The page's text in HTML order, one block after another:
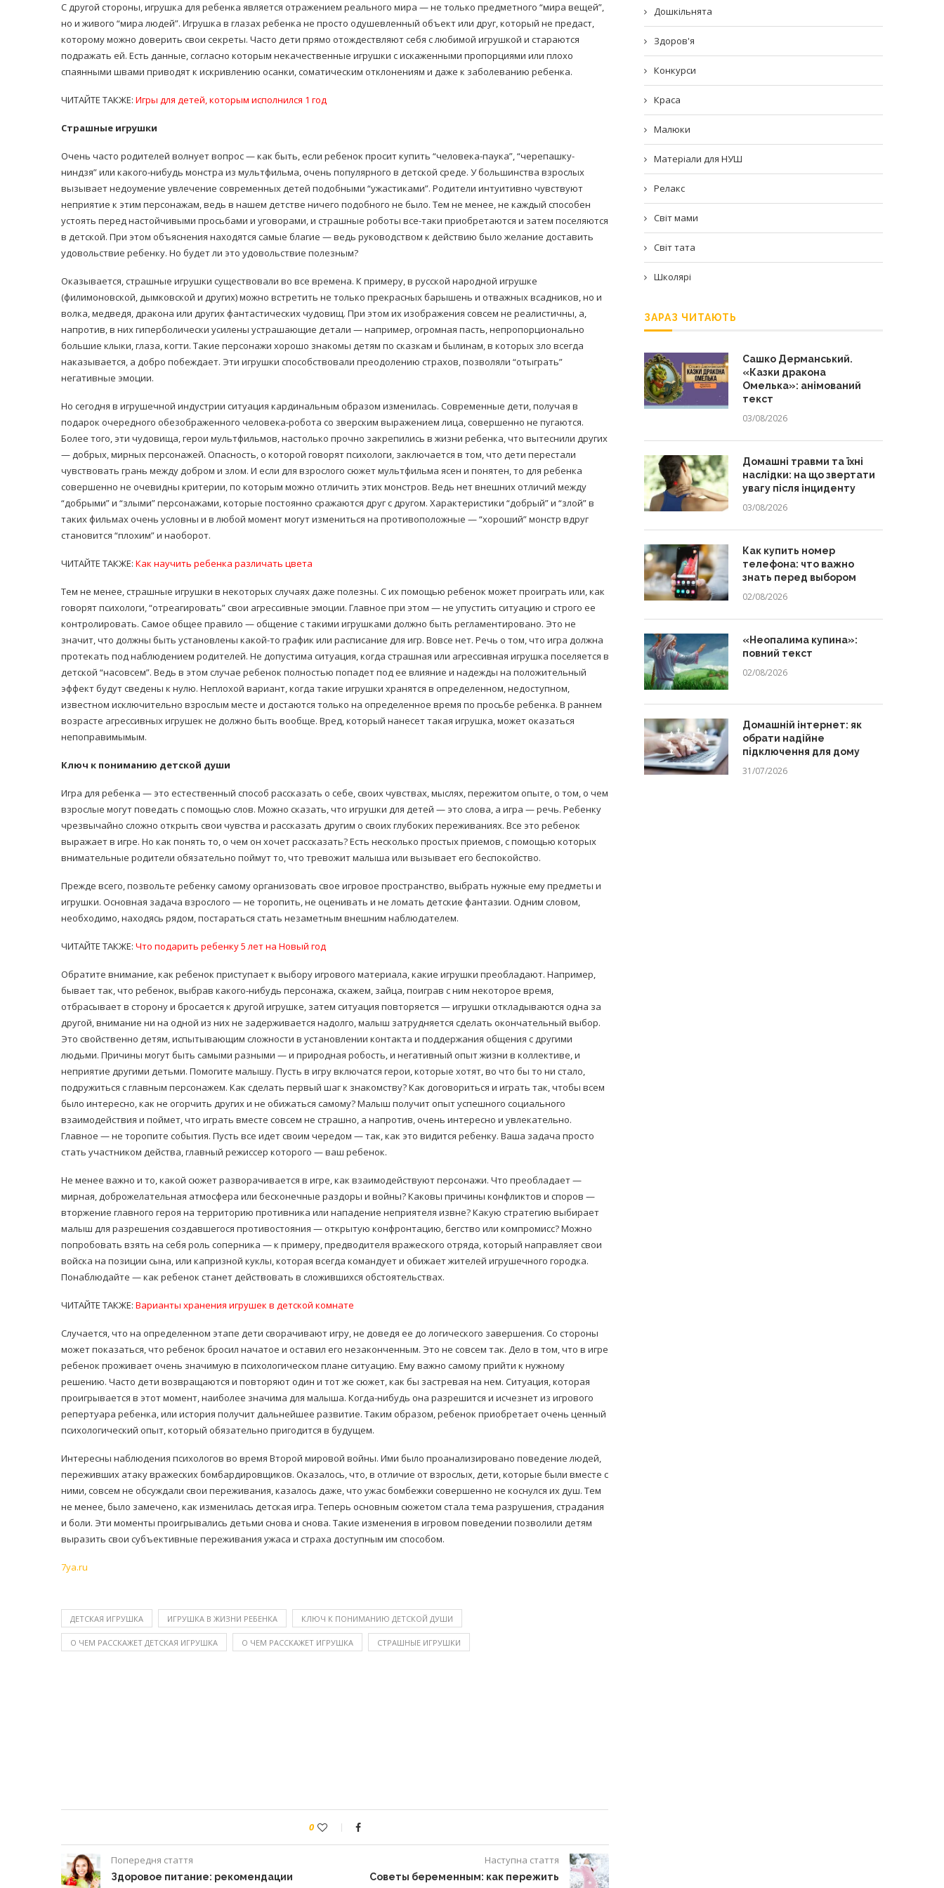
С другой стороны, игрушка для ребенка является отражением реального мира — не только предметного “мира вещей”,
но и живого “мира людей”. Игрушка в глазах ребенка не просто одушевленный объект или друг, который не предаст,
которому можно доверить свои секреты. Часто дети прямо отождествляют себя с любимой игрушкой и стараются
подражать ей. Есть данные, согласно которым некачественные игрушки с искаженными пропорциями или плохо
спаянными швами приводят к искривлению осанки, соматическим отклонениям и даже к заболеванию ребенка.
ЧИТАЙТЕ ТАКЖЕ: Игры для детей, которым исполнился 1 год
Страшные игрушки
Очень часто родителей волнует вопрос — как быть, если ребенок просит купить “человека-паука”, “черепашку-
ниндзя” или какого-нибудь монстра из мультфильма, очень популярного в детской среде. У большинства взрослых
вызывает недоумение увлечение современных детей подобными “ужастиками”. Родители интуитивно чувствуют
неприятие к этим персонажам, ведь в нашем детстве ничего подобного не было. Тем не менее, не каждый способен
устоять перед настойчивыми просьбами и уговорами, и страшные роботы все-таки приобретаются и затем поселяются
в детской. При этом объяснения находятся самые благие — ведь руководством к действию было желание доставить
удовольствие ребенку. Но будет ли это удовольствие полезным?
Оказывается, страшные игрушки существовали во все времена. К примеру, в русской народной игрушке
(филимоновской, дымковской и других) можно встретить не только прекрасных барышень и отважных всадников, но и
волка, медведя, дракона или других фантастических чудовищ. При этом их изображения совсем не реалистичны, а,
напротив, в них гиперболически усилены устрашающие детали — например, огромная пасть, непропорционально
большие клыки, глаза, когти. Такие персонажи хорошо знакомы детям по сказкам и былинам, в которых зло всегда
наказывается, а добро побеждает. Эти игрушки способствовали преодолению страхов, позволяли “отыграть”
негативные эмоции.
Но сегодня в игрушечной индустрии ситуация кардинальным образом изменилась. Современные дети, получая в
подарок очередного обезображенного человека-робота со зверским выражением лица, совершенно не пугаются.
Более того, эти чудовища, герои мультфильмов, настолько прочно закрепились в жизни ребенка, что вытеснили других
— добрых, мирных персонажей. Опасность, о которой говорят психологи, заключается в том, что дети перестали
чувствовать грань между добром и злом. И если для взрослого сюжет мультфильма ясен и понятен, то для ребенка
совершенно не очевидны критерии, по которым можно отличить этих монстров. Ведь нет внешних отличий между
“добрыми” и “злыми” персонажами, которые постоянно сражаются друг с другом. Характеристики “добрый” и “злой” в
таких фильмах очень условны и в любой момент могут измениться на противоположные — “хороший” монстр вдруг
становится “плохим” и наоборот.
ЧИТАЙТЕ ТАКЖЕ: Как научить ребенка различать цвета
Тем не менее, страшные игрушки в некоторых случаях даже полезны. С их помощью ребенок может проиграть или, как
говорят психологи, “отреагировать” свои агрессивные эмоции. Главное при этом — не упустить ситуацию и строго ее
контролировать. Самое общее правило — общение с такими игрушками должно быть регламентировано. Это не
значит, что должны быть установлены какой-то график или расписание для игр. Вовсе нет. Речь о том, что игра должна
протекать под наблюдением родителей. Не допустима ситуация, когда страшная или агрессивная игрушка поселяется в
детской “насовсем”. Ведь в этом случае ребенок полностью попадет под ее влияние и надежды на положительный
эффект будут сведены к нулю. Неплохой вариант, когда такие игрушки хранятся в определенном, недоступном,
известном исключительно взрослым месте и достаются только на определенное время по просьбе ребенка. В раннем
возрасте агрессивных игрушек не должно быть вообще. Вред, который нанесет такая игрушка, может оказаться
непоправимымым.
Ключ к пониманию детской души
Игра для ребенка — это естественный способ рассказать о себе, своих чувствах, мыслях, пережитом опыте, о том, о чем
взрослые могут поведать с помощью слов. Можно сказать, что игрушки для детей — это слова, а игра — речь. Ребенку
чрезвычайно сложно открыть свои чувства и рассказать другим о своих глубоких переживаниях. Все это ребенок
выражает в игре. Но как понять то, о чем он хочет рассказать? Есть несколько простых приемов, с помощью которых
внимательные родители обязательно поймут то, что тревожит малыша или вызывает его беспокойство.
Прежде всего, позвольте ребенку самому организовать свое игровое пространство, выбрать нужные ему предметы и
игрушки. Основная задача взрослого — не торопить, не оценивать и не ломать детские фантазии. Одним словом,
необходимо, находясь рядом, постараться стать незаметным внешним наблюдателем.
ЧИТАЙТЕ ТАКЖЕ: Что подарить ребенку 5 лет на Новый год
Обратите внимание, как ребенок приступает к выбору игрового материала, какие игрушки преобладают. Например,
бывает так, что ребенок, выбрав какого-нибудь персонажа, скажем, зайца, поиграв с ним некоторое время,
отбрасывает в сторону и бросается к другой игрушке, затем ситуация повторяется — игрушки откладываются одна за
другой, внимание ни на одной из них не задерживается надолго, малыш затрудняется сделать окончательный выбор.
Это свойственно детям, испытывающим сложности в установлении контакта и поддержания общения с другими
людьми. Причины могут быть самыми разными — и природная робость, и негативный опыт жизни в коллективе, и
неприятие другими детьми. Помогите малышу. Пусть в игру включатся герои, которые хотят, во что бы то ни стало,
подружиться с главным персонажем. Как сделать первый шаг к знакомству? Как договориться и играть так, чтобы всем
было интересно, как не огорчить других и не обижаться самому? Малыш получит опыт успешного социального
взаимодействия и поймет, что играть вместе совсем не страшно, а напротив, очень интересно и увлекательно.
Главное — не торопите события. Пусть все идет своим чередом — так, как это видится ребенку. Ваша задача просто
стать участником действа, главный режиссер которого — ваш ребенок.
Не менее важно и то, какой сюжет разворачивается в игре, как взаимодействуют персонажи. Что преобладает —
мирная, доброжелательная атмосфера или бесконечные раздоры и войны? Каковы причины конфликтов и споров —
вторжение главного героя на территорию противника или нападение неприятеля извне? Какую стратегию выбирает
малыш для разрешения создавшегося противостояния — открытую конфронтацию, бегство или компромисс? Можно
попробовать взять на себя роль соперника — к примеру, предводителя вражеского отряда, который направляет свои
войска на позиции сына, или капризной куклы, которая всегда командует и обижает жителей игрушечного городка.
Понаблюдайте — как ребенок станет действовать в сложившихся обстоятельствах.
ЧИТАЙТЕ ТАКЖЕ: Варианты хранения игрушек в детской комнате
Случается, что на определенном этапе дети сворачивают игру, не доведя ее до логического завершения. Со стороны
может показаться, что ребенок бросил начатое и оставил его незаконченным. Это не совсем так. Дело в том, что в игре
ребенок проживает очень значимую в психологическом плане ситуацию. Ему важно самому прийти к нужному
решению. Часто дети возвращаются и повторяют один и тот же сюжет, как бы застревая на нем. Ситуация, которая
проигрывается в этот момент, наиболее значима для малыша. Когда-нибудь она разрешится и исчезнет из игрового
репертуара ребенка, или история получит дальнейшее развитие. Таким образом, ребенок приобретает очень ценный
психологический опыт, который обязательно пригодится в будущем.
Интересны наблюдения психологов во время Второй мировой войны. Ими было проанализировано поведение людей,
переживших атаку вражеских бомбардировщиков. Оказалось, что, в отличие от взрослых, дети, которые были вместе с
ними, совсем не обсуждали свои переживания, казалось даже, что ужас бомбежки совершенно не коснулся их душ. Тем
не менее, было замечено, как изменилась детская игра. Теперь основным сюжетом стала тема разрушения, страдания
и боли. Эти моменты проигрывались детьми снова и снова. Такие изменения в игровом поведении позволили детям
выразить свои субъективные переживания ужаса и страха доступным им способом.
7ya.ru
ДЕТСКАЯ ИГРУШКА ИГРУШКА В ЖИЗНИ РЕБЕНКА КЛЮЧ К ПОНИМАНИЮ ДЕТСКОЙ ДУШИ
О ЧЕМ РАССКАЖЕТ ДЕТСКАЯ ИГРУШКА О ЧЕМ РАССКАЖЕТ ИГРУШКА СТРАШНЫЕ ИГРУШКИ
0
Попередня стаття
Здоровое питание: рекомендации
Наступна стаття
Советы беременным: как пережить
Дошкільнята
Здоров'я
Конкурси
Краса
Малюки
Матеріали для НУШ
Релакс
Світ мами
Світ тата
Школярі
ЗАРАЗ ЧИТАЮТЬ
Сашко Дерманський.
«Казки дракона
Омелька»: анімований
текст
03/08/2026
Домашні травми та їхні
наслідки: на що звертати
увагу після інциденту
03/08/2026
Как купить номер
телефона: что важно
знать перед выбором
02/08/2026
«Неопалима купина»:
повний текст
02/08/2026
Домашній інтернет: як
обрати надійне
підключення для дому
31/07/2026